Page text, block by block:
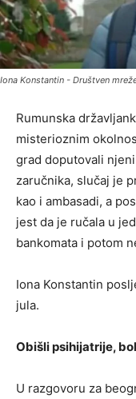
Iona Konstantin - Društven
Rumunska
misterioznim
grad doputovali
zaručnika, slučaj je
kao i ambasadi, a
jest da je ručala u
bankomata i potom
Iona Konstantin
jula.
Obišli psihijatrije,
U razgovoru za